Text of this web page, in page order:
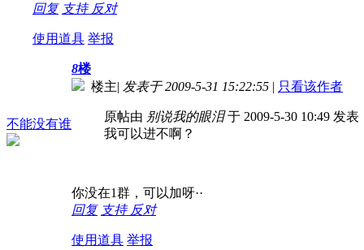
回复 支持 反对
使用道具 举报
不能没有谁
8楼
楼主| 发表于 2009-5-31 15:22:55 | 只看该作者
原帖由 别说我的眼泪于 2009-5-30 10:49 发表
我可以进不啊？
你没在1群，可以加呀··
回复 支持 反对
使用道具 举报